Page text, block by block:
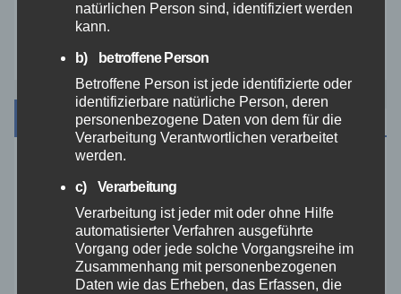
Archiv
Juli 2026
Juni 2026
natürlichen Person sind, identifiziert werden
kann.
b) betroffene Person
Betroffene Person ist jede identifizierte oder
identifizierbare natürliche Person, deren
personenbezogene Daten von dem für die
Verarbeitung Verantwortlichen verarbeitet
werden.
c) Verarbeitung
Verarbeitung ist jeder mit oder ohne Hilfe
automatisierter Verfahren ausgeführte
Vorgang oder jede solche Vorgangsreihe im
Zusammenhang mit personenbezogenen
Daten wie das Erheben, das Erfassen, die